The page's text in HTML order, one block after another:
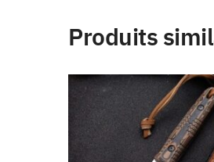
Produits